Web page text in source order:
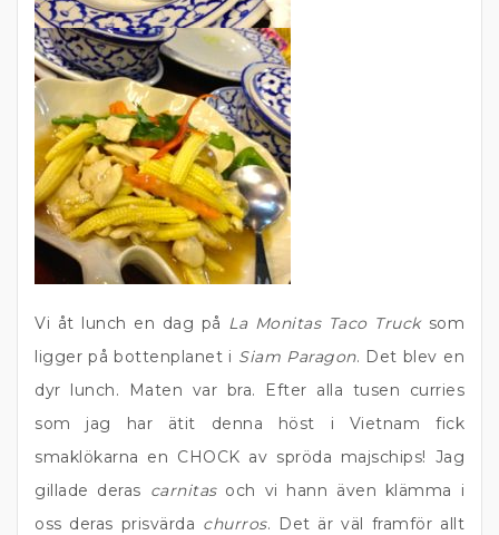
Vi åt lunch en dag på La Monitas Taco Trucksom
ligger på bottenplanet i Siam Paragon. Det blev en
dyr lunch. Maten var bra. Efter alla tusen curries
som jag har ätit denna höst i Vietnam fick
smaklökarna en CHOCK av spröda majschips! Jag
gillade deras carnitasoch vi hann även klämma i
oss deras prisvärda churros. Det är väl framför allt